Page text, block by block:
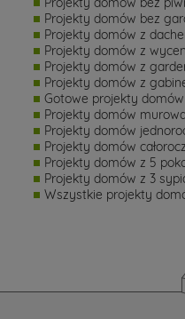
Projekty domów bez
Projekty domów z
Projekty domów z
Projekty domów z
Projekty domów z
Gotowe projekty domów
Projekty domów
Projekty domów
Projekty domów
Projekty domów z 5
Projekty domów z 3
Wszystkie projekty